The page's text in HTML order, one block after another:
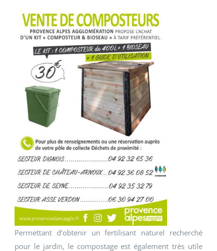
Permettant d’obtenir un fertilisant naturel recherché
pour le jardin, le compostage est également très utile